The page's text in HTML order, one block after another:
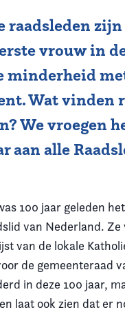
raadsleden
vrouw in
minderheid
Wat vinden
We vroegen
aan alle
100 jaar geleden
van Nederland. Ze
van de lokale
de gemeenteraad
in deze 100 jaar,
laat ook zien dat er